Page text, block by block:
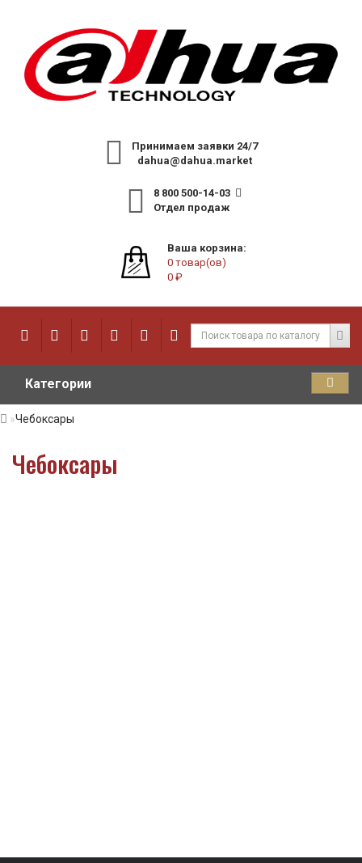
Принимаем заявки 24/7
dahua@dahua.market
8 800 500-14-03
Отдел продаж
Ваша корзина:
0 товар(ов)
0 ₽
Категории
Чебоксары
Чебоксары